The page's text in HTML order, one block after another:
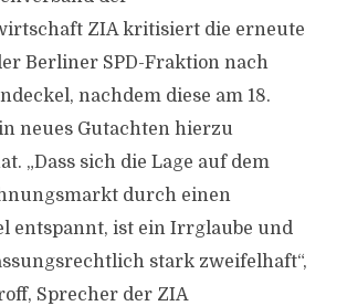
ZIA kritisiert die erneute
Berliner SPD-Fraktion nach
nachdem diese am 18.
neues Gutachten hierzu
„Dass sich die Lage auf dem
durch einen
entspannt, ist ein Irrglaube und
stark zweifelhaft“,
Sprecher der ZIA